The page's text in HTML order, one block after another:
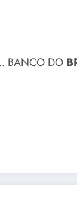
BANCO DO